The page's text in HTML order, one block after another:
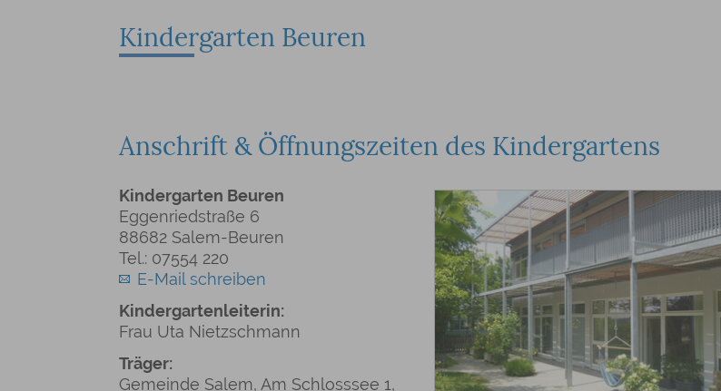
Kindergarten Beuren
Anschrift & Öffnungszeiten des Kindergartens
Kindergarten Beuren
Eggenriedstraße 6
88682 Salem-Beuren
Tel.: 07554 220
E-Mail schreiben
Kindergartenleiterin:
Frau Uta Nietzschmann
Träger:
Gemeinde Salem, Am Schlosssee 1,